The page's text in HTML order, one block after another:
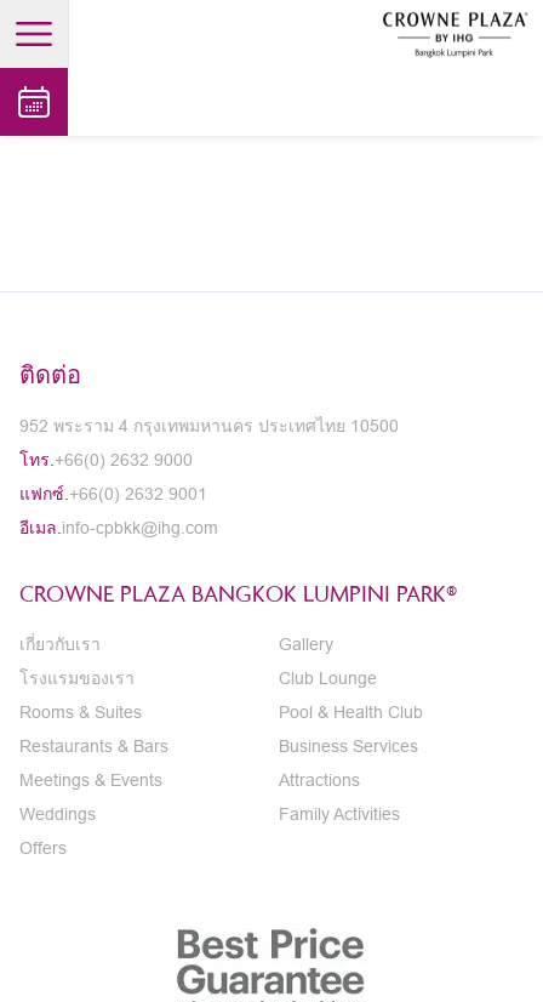
open main menu
ติดต่อ
952 พระราม 4 กรุงเทพมหานคร ประเทศไทย 10500
โทร. +66(0) 2632 9000
แฟกซ์. +66(0) 2632 9001
อีเมล. info-cpbkk@ihg.com
CROWNE PLAZA BANGKOK LUMPINI PARK®
เกี่ยวกับเรา
โรงแรมของเรา
Rooms & Suites
Restaurants & Bars
Meetings & Events
Weddings
Offers
Gallery
Club Lounge
Pool & Health Club
Business Services
Attractions
Family Activities